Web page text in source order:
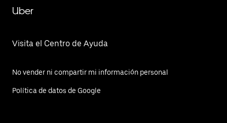
Uber
Visita el Centro de Ayuda
No vender ni compartir mi información personal
Política de datos de Google